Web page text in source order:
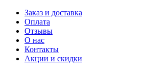
Заказ и доставка
Оплата
Отзывы
О нас
Контакты
Акции и скидки